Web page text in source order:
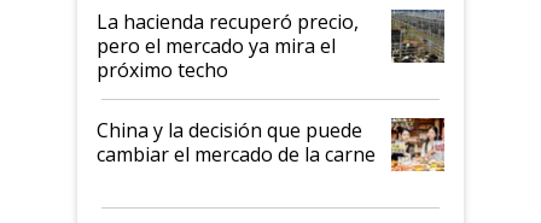
La hacienda recuperó precio,
pero el mercado ya mira el
próximo techo
China y la decisión que puede
cambiar el mercado de la carne